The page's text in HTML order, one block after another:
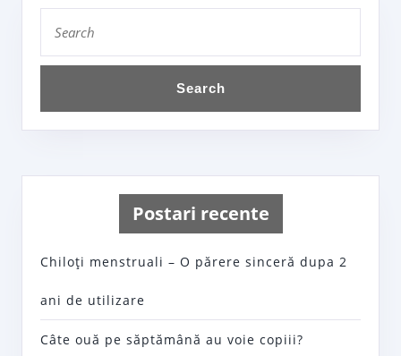
for:
Postari recente
Chiloţi menstruali – O părere sinceră dupa 2
ani de utilizare
Câte ouă pe săptămână au voie copiii?